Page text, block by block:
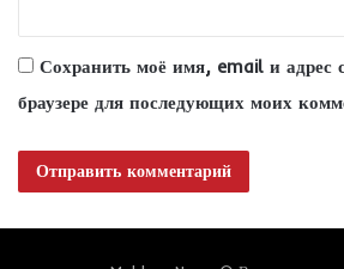
Сохранить моё имя, email и адрес
браузере для последующих моих